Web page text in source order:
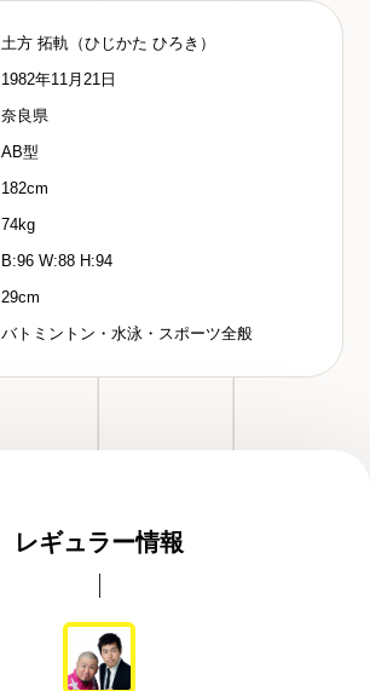
土方 拓軌（ひじかた ひろき）
1982年11月21日
奈良県
AB型
182cm
74kg
B:96 W:88 H:94
29cm
バトミントン・水泳・スポーツ全般
レギュラー情報